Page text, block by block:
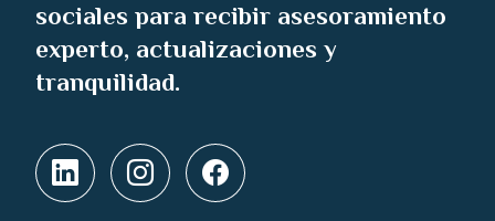
sociales para recibir asesoramiento
experto, actualizaciones y
tranquilidad.